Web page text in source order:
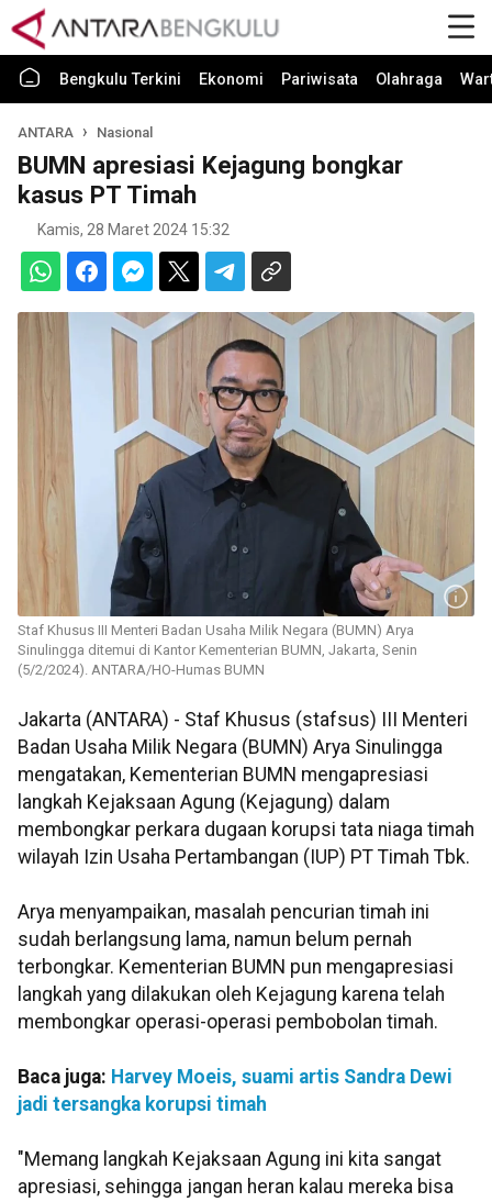
Bengkulu Terkini Ekonomi Pariwisata Olahraga
ANTARA Nasional
BUMN apresiasi Kejagung bongkar
kasus PT Timah
Kamis, 28 Maret 2024 15:32
Staf Khusus III Menteri Badan Usaha Milik Negara (BUMN) Arya
Sinulingga ditemui di Kantor Kementerian BUMN, Jakarta, Senin
(5/2/2024). ANTARA/HO-Humas BUMN
Jakarta (ANTARA) - Staf Khusus (stafsus) III Menteri
Badan Usaha Milik Negara (BUMN) Arya Sinulingga
mengatakan, Kementerian BUMN mengapresiasi
langkah Kejaksaan Agung (Kejagung) dalam
membongkar perkara dugaan korupsi tata niaga timah
wilayah Izin Usaha Pertambangan (IUP) PT Timah Tbk.
Arya menyampaikan, masalah pencurian timah ini
sudah berlangsung lama, namun belum pernah
terbongkar. Kementerian BUMN pun mengapresiasi
langkah yang dilakukan oleh Kejagung karena telah
membongkar operasi-operasi pembobolan timah.
Baca juga: Harvey Moeis, suami artis Sandra Dewi
jadi tersangka korupsi timah
"Memang langkah Kejaksaan Agung ini kita sangat
apresiasi, sehingga jangan heran kalau mereka bisa